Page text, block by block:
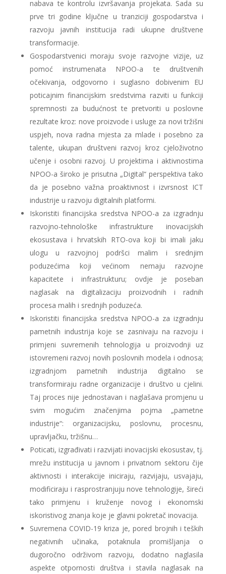
nabava te kontrolu izvršavanja projekata. Sada su
prve tri godine ključne u tranziciji gospodarstva i
razvoju javnih institucija radi ukupne društvene
transformacije.
Gospodarstvenici moraju svoje razvojne vizije, uz
pomoć instrumenata NPOO-a te društvenih
očekivanja, odgovorno i suglasno dobivenim EU
poticajnim financijskim sredstvima razviti u funkciji
spremnosti za budućnost te pretvoriti u poslovne
rezultate kroz: nove proizvode i usluge za novi tržišni
uspjeh, nova radna mjesta za mlade i posebno za
talente, ukupan društveni razvoj kroz cjeloživotno
učenje i osobni razvoj. U projektima i aktivnostima
NPOO-a široko je prisutna „Digital“ perspektiva tako
da je posebno važna proaktivnost i izvrsnost ICT
industrije u razvoju digitalnih platformi.
Iskoristiti financijska sredstva NPOO-a za izgradnju
razvojno-tehnološke infrastrukture inovacijskih
ekosustava i hrvatskih RTO-ova koji bi imali jaku
ulogu u razvojnoj podršci malim i srednjim
poduzećima koji većinom nemaju razvojne
kapacitete i infrastrukturu; ovdje je poseban
naglasak na digitalizaciju proizvodnih i radnih
procesa malih i srednjih poduzeća.
Iskoristiti financijska sredstva NPOO-a za izgradnju
pametnih industrija koje se zasnivaju na razvoju i
primjeni suvremenih tehnologija u proizvodnji uz
istovremeni razvoj novih poslovnih modela i odnosa;
izgradnjom pametnih industrija digitalno se
transformiraju radne organizacije i društvo u cjelini.
Taj proces nije jednostavan i naglašava promjenu u
svim mogućim značenjima pojma „pametne
industrije“: organizacijsku, poslovnu, procesnu,
upravljačku, tržišnu…
Poticati, izgrađivati i razvijati inovacijski ekosustav, tj.
mrežu institucija u javnom i privatnom sektoru čije
aktivnosti i interakcije iniciraju, razvijaju, usvajaju,
modificiraju i rasprostranjuju nove tehnologije, šireći
tako primjenu i kruženje novog i ekonomski
iskoristivog znanja koje je glavni pokretač inovacija.
Suvremena COVID-19 kriza je, pored brojnih i teških
negativnih učinaka, potaknula promišljanja o
dugoročno održivom razvoju, dodatno naglasila
aspekte otpornosti društva i stavila naglasak na